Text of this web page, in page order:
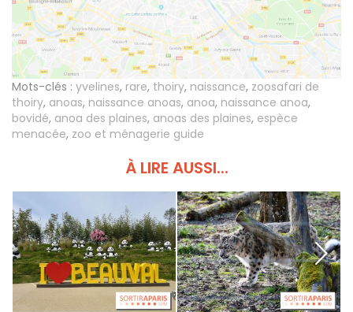
Mots-clés : yvelines, rare, thoiry, naissance, zoosafari de
thoiry, anoas, naissance anoas, anoa, naissance anoa,
bovidé, anoa des plaines, anoas des plaines, espèce
menacée, zoo et ménagerie guide
À LIRE AUSSI...